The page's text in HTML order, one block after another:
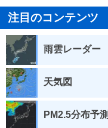
注目のコンテンツ
雨雲レーダー
天気図
PM2.5分布予測